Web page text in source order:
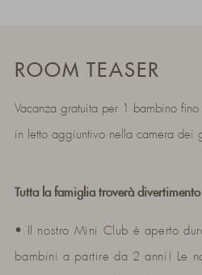
ROOM TEASER
Vacanza gratuita per 1 bambino
in letto aggiuntivo nella camera dei
Tutta la famiglia troverà
• Il nostro Mini Club è aperto
bambini a partire da 2 anni! Le